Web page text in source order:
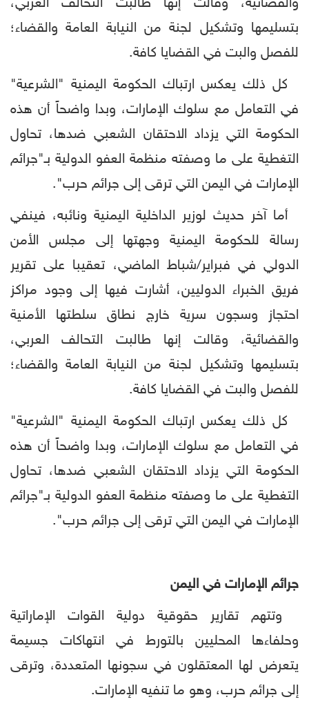
والقضائية، وقالت إنها طالبت التحالف العربي،
بتسليمها وتشكيل لجنة من النيابة العامة والقضاء؛
للفصل والبت في القضايا كافة.
كل ذلك يعكس ارتباك الحكومة اليمنية "الشرعية"
في التعامل مع سلوك الإمارات، وبدا واضحاً أن هذه
الحكومة التي يزداد الاحتقان الشعبي ضدها، تحاول
التغطية على ما وصفته منظمة العفو الدولية بـ"جرائم
الإمارات في اليمن التي ترقى إلى جرائم حرب".
أما آخر حديث لوزير الداخلية اليمنية ونائبه، فينفي
رسالة للحكومة اليمنية وجهتها إلى مجلس الأمن
الدولي في فبراير/شباط الماضي، تعقيبا على تقرير
فريق الخبراء الدوليين، أشارت فيها إلى وجود مراكز
احتجاز وسجون سرية خارج نطاق سلطتها الأمنية
والقضائية، وقالت إنها طالبت التحالف العربي،
بتسليمها وتشكيل لجنة من النيابة العامة والقضاء؛
للفصل والبت في القضايا كافة.
كل ذلك يعكس ارتباك الحكومة اليمنية "الشرعية"
في التعامل مع سلوك الإمارات، وبدا واضحاً أن هذه
الحكومة التي يزداد الاحتقان الشعبي ضدها، تحاول
التغطية على ما وصفته منظمة العفو الدولية بـ"جرائم
الإمارات في اليمن التي ترقى إلى جرائم حرب".
جرائم الإمارات في اليمن
وتتهم تقارير حقوقية دولية القوات الإماراتية
وحلفاءها المحليين بالتورط في انتهاكات جسيمة
يتعرض لها المعتقلون في سجونها المتعددة، وترقى
إلى جرائم حرب، وهو ما تنفيه الإمارات.